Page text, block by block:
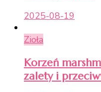
2025-08-19
Zioła
Korzeń
zalety i